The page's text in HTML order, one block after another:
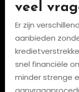
veel
Er zijn
aanbieden
snel financiële
minder strenge